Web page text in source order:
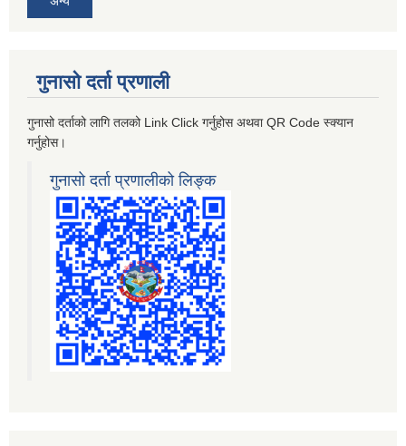
गुनासो दर्ता प्रणाली
गुनासो दर्ताको लागि तलको Link Click गर्नुहोस अथवा QR Code स्क्यान
गर्नुहोस।
गुनासो दर्ता प्रणालीको लिङ्क